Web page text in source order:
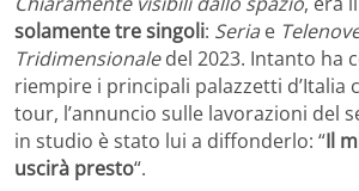
solamente tre singoli: Seria e
Tridimensionaledel 2023. Intanto ha
riempire i principali palazzetti d’Italia
tour, l’annuncio sulle lavorazioni del
in studio è stato lui a diffonderlo: “Il
uscirà presto“.